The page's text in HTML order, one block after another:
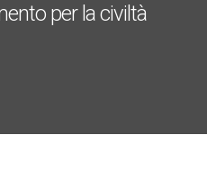
per la civiltà